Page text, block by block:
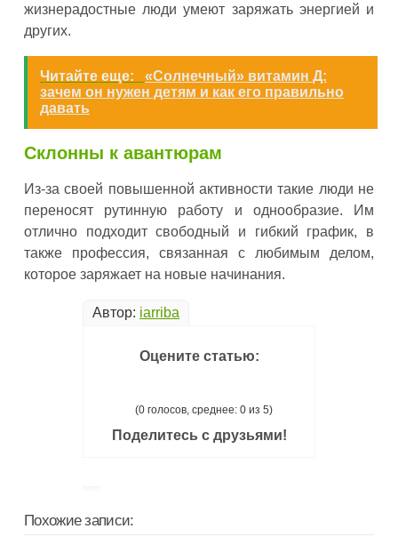
жизнерадостные люди умеют заряжать энергией и
других.
Читайте еще:
«Солнечный» витамин Д:
зачем он нужен детям и как его правильно
давать
Склонны к авантюрам
Из-за своей повышенной активности такие люди не
переносят рутинную работу и однообразие. Им
отлично подходит свободный и гибкий график, в
также профессия, связанная с любимым делом,
которое заряжает на новые начинания.
Автор: iarriba
Оцените статью:
(0 голосов, среднее: 0 из 5)
Поделитесь с друзьями!
Похожие записи: